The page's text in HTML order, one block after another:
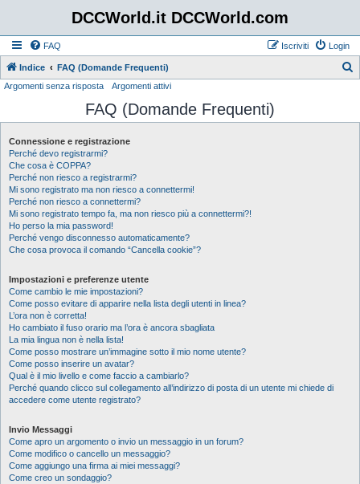
DCCWorld.it DCCWorld.com
FAQ Login
Iscriviti
Indice FAQ (Domande Frequenti)
c
Argomenti senza risposta Argomenti attivi
FAQ (Domande Frequenti)
Connessione e registrazione
Perché devo registrarmi?
Che cosa è COPPA?
Perché non riesco a registrarmi?
Mi sono registrato ma non riesco a connettermi!
Perché non riesco a connettermi?
Mi sono registrato tempo fa, ma non riesco più a connettermi?!
Ho perso la mia password!
Perché vengo disconnesso automaticamente?
Che cosa provoca il comando “Cancella cookie”?
Impostazioni e preferenze utente
Come cambio le mie impostazioni?
Come posso evitare di apparire nella lista degli utenti in linea?
L’ora non è corretta!
Ho cambiato il fuso orario ma l’ora è ancora sbagliata
La mia lingua non è nella lista!
Come posso mostrare un’immagine sotto il mio nome utente?
Come posso inserire un avatar?
Qual è il mio livello e come faccio a cambiarlo?
Perché quando clicco sul collegamento all’indirizzo di posta di un utente mi chiede di
accedere come utente registrato?
Invio Messaggi
Come apro un argomento o invio un messaggio in un forum?
Come modifico o cancello un messaggio?
Come aggiungo una firma ai miei messaggi?
Come creo un sondaggio?